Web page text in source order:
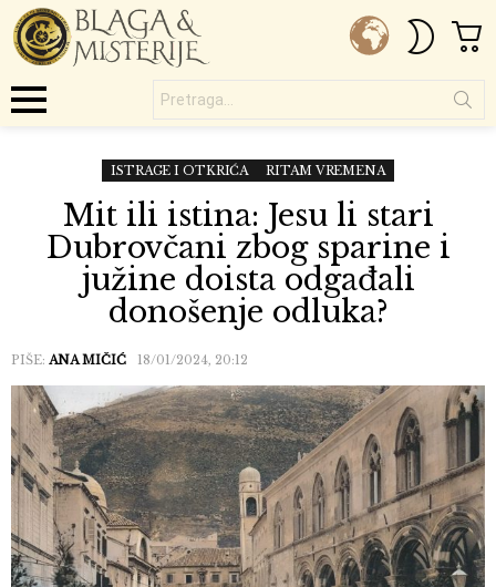
SKIN
ISTRAGE I OTKRIĆA RITAM VREMENA
Mit ili istina: Jesu li stari
Dubrovčani zbog sparine i
južine doista odgađali
donošenje odluka?
PIŠE: ANA MIČIĆ 18/01/2024, 20:12